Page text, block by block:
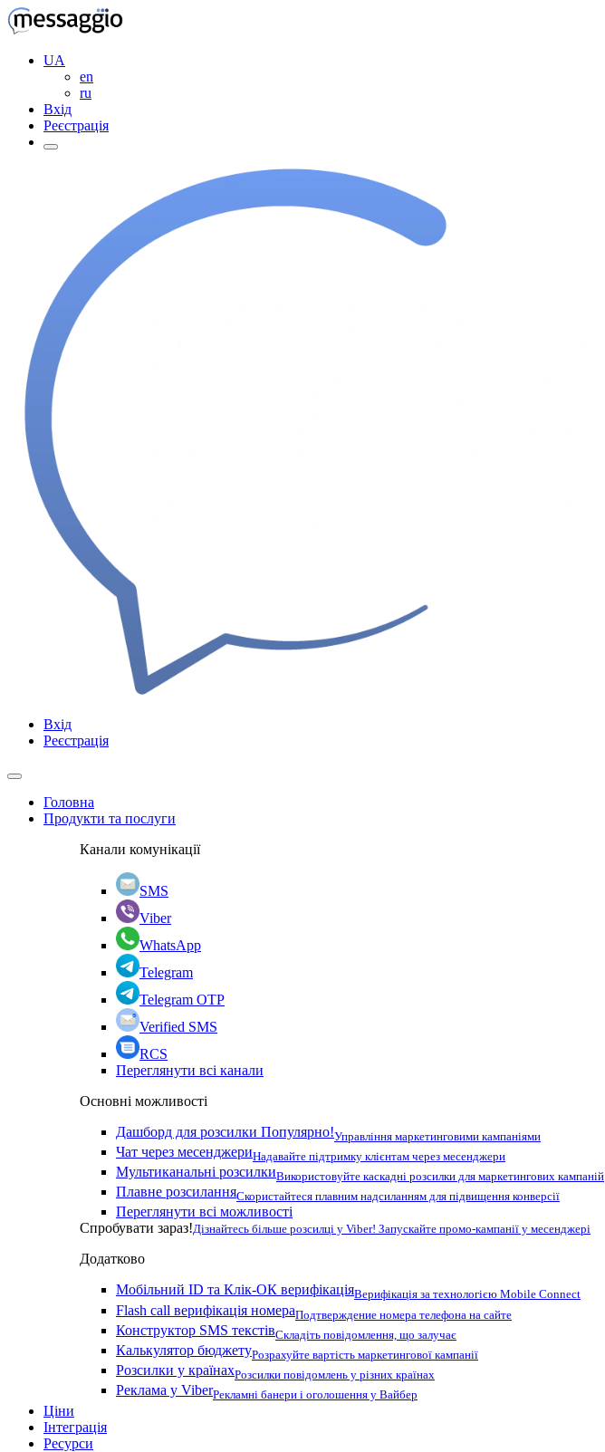
UA
en
ru
Вхід
Реєстрація
Вхід
Реєстрація
Головна
Продукти та послуги
Канали комунікації
SMS
Viber
WhatsApp
Telegram
Telegram OTP
Verified SMS
RCS
Переглянути всі канали
Основні можливості
Дашборд для розсилки Популярно!Управління маркетинговими кампаніями
Чат через месенджериНадавайте підтримку клієнтам через месенджери
Мультиканальні розсилкиВикористовуйте каскадні розсилки для маркетингових кампаній
Плавне розсиланняСкористайтеся плавним надсиланням для підвищення конверсії
Переглянути всі можливості
Спробувати зараз!Дізнайтесь більше розсилці у Viber! Запускайте промо-кампанії у месенджері
Додатково
Мобільний ID та Клік-ОК верифікаціяВерифікація за технологією Mobile Connect
Flash call верифікація номераПодтверждение номера телефона на сайте
Конструктор SMS текстівСкладіть повідомлення, що залучає
Калькулятор бюджетуРозрахуйте вартість маркетингової кампанії
Розсилки у країнахРозсилки повідомлень у різних країнах
Реклама у ViberРекламні банери і оголошення у Вайбер
Ціни
Інтеграція
Ресурси